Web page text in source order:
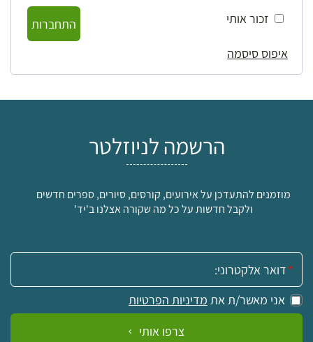
זכור אותי
התחברות
איפוס סיסמה
הרשמה לניוזלטר
מוזמנים להתעדכן על אירועים, קורסים, סיורים, ספרים חדשים
ולקבל חדשות על כל מה שקורה אצלנו ב'יד'
אימייל:
אני מאשר/ת את מדיניות הפרטיות
צרפו אותי